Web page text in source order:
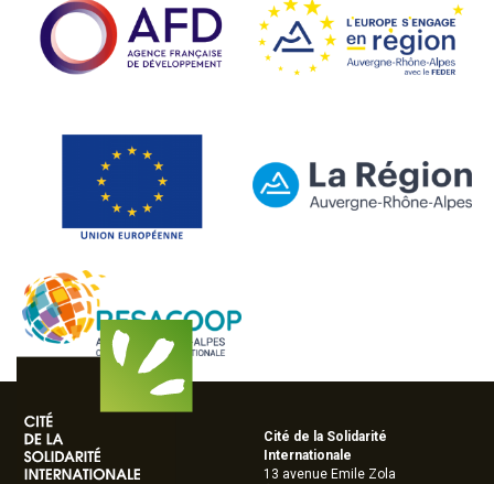
Cité de la Solidarité
Internationale
13 avenue Emile Zola